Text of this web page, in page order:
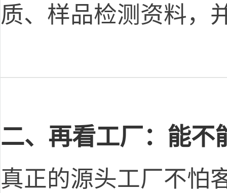
质、样品检测资料，
二、再看工厂：能不
真正的源头工厂不怕